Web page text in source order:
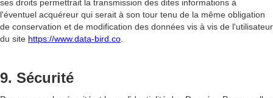
ses droits permettrait la transmission des dites informations à
l'éventuel acquéreur qui serait à son tour tenu de la même obligation
de conservation et de modification des données vis à vis de l'utilisateur
du site https://www.data-bird.co
9. Sécurité